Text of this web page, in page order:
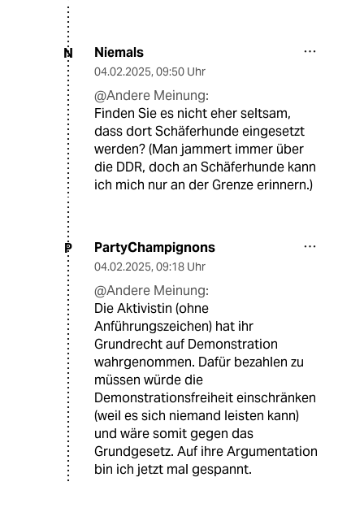
N Niemals
04.02.2025, 09:50 Uhr
@Andere Meinung:
Finden Sie es nicht eher seltsam,
dass dort Schäferhunde eingesetzt
werden? (Man jammert immer über
die DDR, doch an Schäferhunde kann
ich mich nur an der Grenze erinnern.)
P PartyChampignons
04.02.2025, 09:18 Uhr
@Andere Meinung:
Die Aktivistin (ohne
Anführungszeichen) hat ihr
Grundrecht auf Demonstration
wahrgenommen. Dafür bezahlen zu
müssen würde die
Demonstrationsfreiheit einschränken
(weil es sich niemand leisten kann)
und wäre somit gegen das
Grundgesetz. Auf ihre Argumentation
bin ich jetzt mal gespannt.